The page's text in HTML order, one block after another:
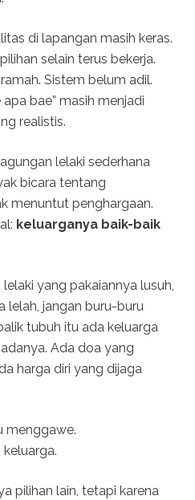
di lapangan masih keras.
selain terus bekerja.
Sistem belum adil.
bae” masih menjadi
realistis.
lelaki sederhana
bicara tentang
menuntut penghargaan.
keluarganya baik-baik
yang pakaiannya lusuh,
lelah, jangan buru-buru
tubuh itu ada keluarga
Ada doa yang
harga diri yang dijaga
menggawe.
pilihan lain, tetapi karena